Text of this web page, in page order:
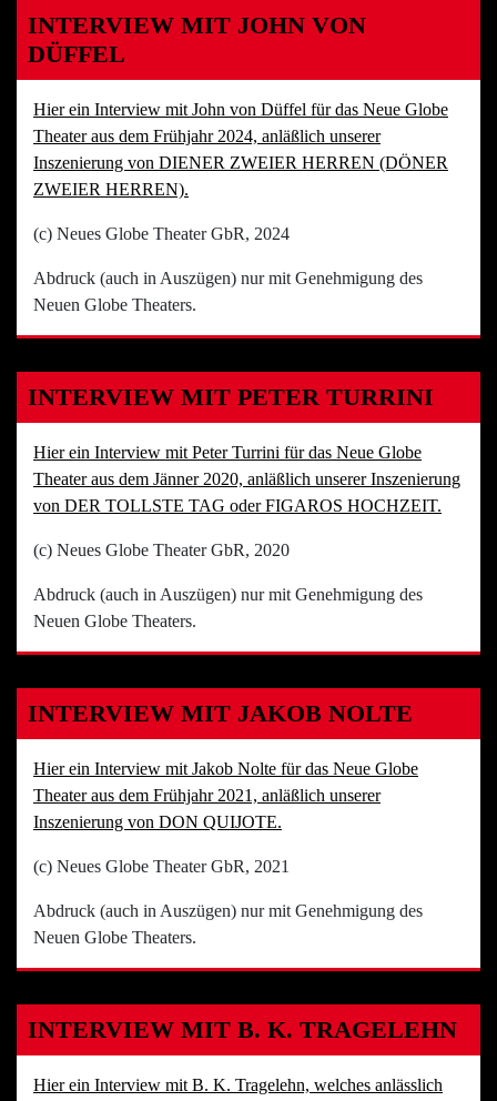
INTERVIEW MIT JOHN VON
DÜFFEL
Hier ein Interview mit John von Düffel für das Neue Globe
Theater aus dem Frühjahr 2024, anläßlich unserer
Inszenierung von DIENER ZWEIER HERREN (DÖNER
ZWEIER HERREN).
(c) Neues Globe Theater GbR, 2024
Abdruck (auch in Auszügen) nur mit Genehmigung des
Neuen Globe Theaters.
INTERVIEW MIT PETER TURRINI
Hier ein Interview mit Peter Turrini für das Neue Globe
Theater aus dem Jänner 2020, anläßlich unserer Inszenierung
von DER TOLLSTE TAG oder FIGAROS HOCHZEIT.
(c) Neues Globe Theater GbR, 2020
Abdruck (auch in Auszügen) nur mit Genehmigung des
Neuen Globe Theaters.
INTERVIEW MIT JAKOB NOLTE
Hier ein Interview mit Jakob Nolte für das Neue Globe
Theater aus dem Frühjahr 2021, anläßlich unserer
Inszenierung von DON QUIJOTE.
(c) Neues Globe Theater GbR, 2021
Abdruck (auch in Auszügen) nur mit Genehmigung des
Neuen Globe Theaters.
INTERVIEW MIT B. K. TRAGELEHN
Hier ein Interview mit B. K. Tragelehn, welches anlässlich